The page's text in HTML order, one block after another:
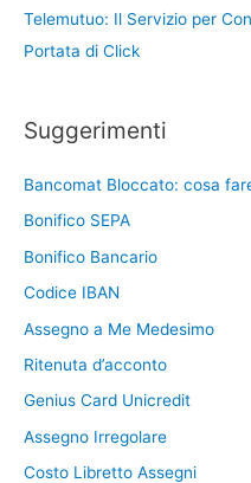
Telemutuo: Il Servizio per
Portata di Click
Suggerimenti
Bancomat Bloccato: cosa
Bonifico SEPA
Bonifico Bancario
Codice IBAN
Assegno a Me Medesimo
Ritenuta d’acconto
Genius Card Unicredit
Assegno Irregolare
Costo Libretto Assegni